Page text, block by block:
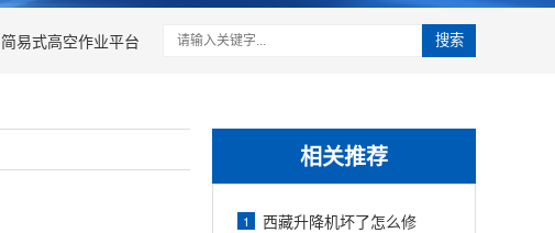
简易式高空作业平台 搜索
相关推荐
1 西藏升降机坏了怎么修